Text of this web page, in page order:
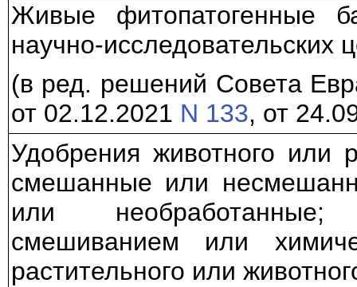
Живые фитопатогенные
научно-исследовательских
(в ред. решений Совета
от 02.12.2021 N 133, от
Удобрения животного или
смешанные или
или
смешиванием или
растительного или